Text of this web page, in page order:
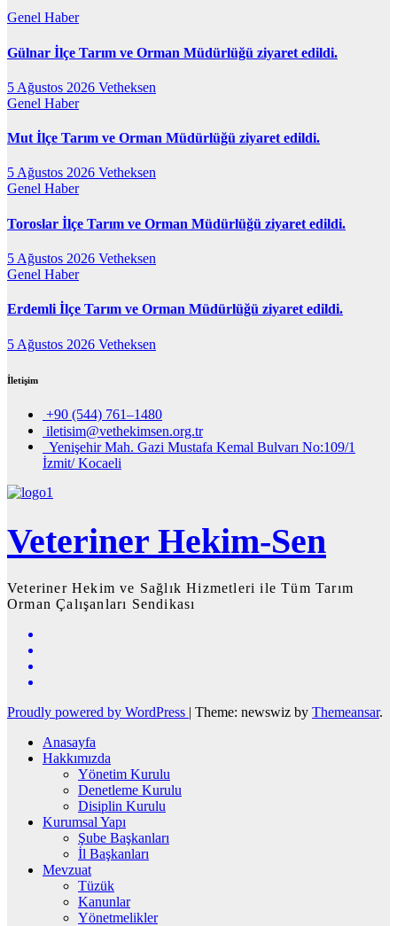
Genel Haber
Gülnar İlçe Tarım ve Orman Müdürlüğü ziyaret edildi.
5 Ağustos 2026 Vetheksen
Genel Haber
Mut İlçe Tarım ve Orman Müdürlüğü ziyaret edildi.
5 Ağustos 2026 Vetheksen
Genel Haber
Toroslar İlçe Tarım ve Orman Müdürlüğü ziyaret edildi.
5 Ağustos 2026 Vetheksen
Genel Haber
Erdemli İlçe Tarım ve Orman Müdürlüğü ziyaret edildi.
5 Ağustos 2026 Vetheksen
İletişim
+90 (544) 761–1480
iletisim@vethekimsen.org.tr
Yenişehir Mah. Gazi Mustafa Kemal Bulvarı No:109/1
İzmit/ Kocaeli
Veteriner Hekim-Sen
Veteriner Hekim ve Sağlık Hizmetleri ile Tüm Tarım
Orman Çalışanları Sendikası
Proudly powered by WordPress | Theme: newswiz by Themeansar.
Anasayfa
Hakkımızda
Yönetim Kurulu
Denetleme Kurulu
Disiplin Kurulu
Kurumsal Yapı
Şube Başkanları
İl Başkanları
Mevzuat
Tüzük
Kanunlar
Yönetmelikler